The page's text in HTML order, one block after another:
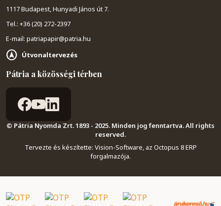
1117 Budapest, Hunyadi János út 7.
Tel.: +36 (20) 272-2397
E-mail: patriapapir@patria.hu
Útvonaltervezés
Pátria a közösségi térben
© Pátria Nyomda Zrt. 1893 - 2025. Minden jog fenntartva. All rights
reserved.
Tervezte és készítette: Vision-Software, az Octopus 8 ERP
forgalmazója.